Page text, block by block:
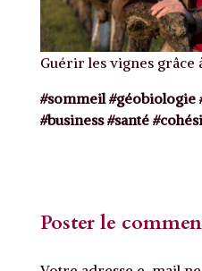
Guérir les vignes grâce
#sommeil #géobiologie
#business #santé
Poster le